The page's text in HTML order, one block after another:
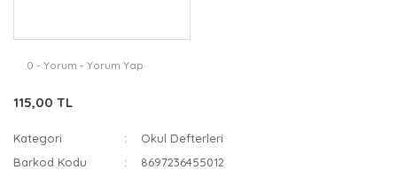
0 - Yorum - Yorum Yap
115,00 TL
Kategori
Okul Defterleri
Barkod Kodu
8697236455012